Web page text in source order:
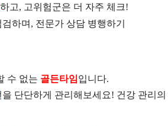
하고, 고위험군은 더 자주 체크!
하며, 전문가 상담 병행하기
수 없는 골든타임입니다.
단단하게 관리해보세요! 건강 관리